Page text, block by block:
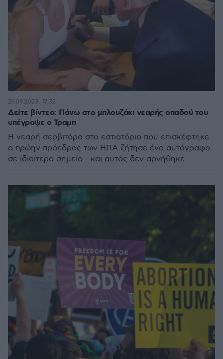
Δείτε βίντεο: Πάνω στο μπλουζάκι νεαρής οπαδού του
υπέγραψε ο Τραμπ
Η νεαρή σερβιτόρα στο εστιατόριο που επισκέφτηκε
ο πρώην πρόεδρος των ΗΠΑ ζήτησε ένα αυτόγραφο
σε ιδιαίτερο σημείο - και αυτός δεν αρνήθηκε
21.09.2023, 17:32